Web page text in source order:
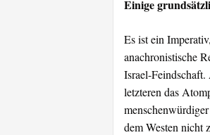
Einige
Es ist ein
anachronistische
Israel-Feindschaft.
letzteren das
dem Westen nicht